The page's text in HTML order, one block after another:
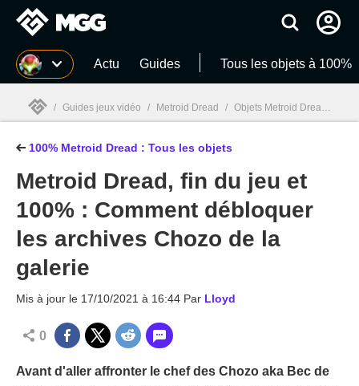
MGG Actu Guides Tous les objets à 100%
MGG
/ Guides jeux vidéo / Metroid Dread / Objets Metroid Dread 100% : Missiles, Energy tank, bombes... la soluce
100% Metroid Dread : Tous les objets
Metroid Dread, fin du jeu et
100% : Comment débloquer
les archives Chozo de la
galerie
Mis à jour le 17/10/2021 à 16:44 Par Lloyd
0
Avant d'aller affronter le chef des Chozo aka Bec de